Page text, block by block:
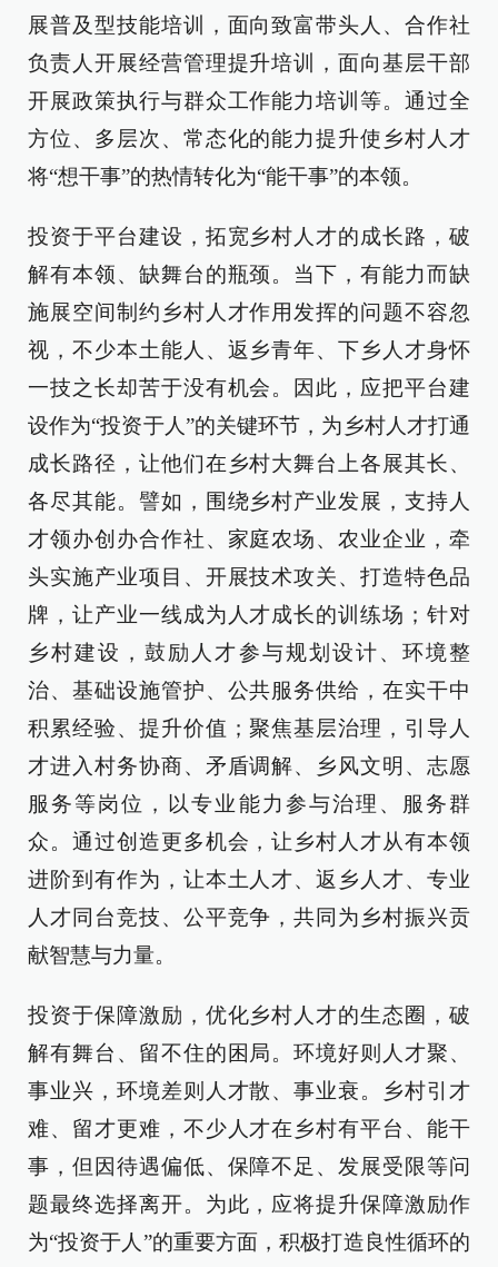
展普及型技能培训，面向致富带头人、合作社
负责人开展经营管理提升培训，面向基层干部
开展政策执行与群众工作能力培训等。通过全
方位、多层次、常态化的能力提升使乡村人才
将“想干事”的热情转化为“能干事”的本领。
投资于平台建设，拓宽乡村人才的成长路，破
解有本领、缺舞台的瓶颈。当下，有能力而缺
施展空间制约乡村人才作用发挥的问题不容忽
视，不少本土能人、返乡青年、下乡人才身怀
一技之长却苦于没有机会。因此，应把平台建
设作为“投资于人”的关键环节，为乡村人才打通
成长路径，让他们在乡村大舞台上各展其长、
各尽其能。譬如，围绕乡村产业发展，支持人
才领办创办合作社、家庭农场、农业企业，牵
头实施产业项目、开展技术攻关、打造特色品
牌，让产业一线成为人才成长的训练场；针对
乡村建设，鼓励人才参与规划设计、环境整
治、基础设施管护、公共服务供给，在实干中
积累经验、提升价值；聚焦基层治理，引导人
才进入村务协商、矛盾调解、乡风文明、志愿
服务等岗位，以专业能力参与治理、服务群
众。通过创造更多机会，让乡村人才从有本领
进阶到有作为，让本土人才、返乡人才、专业
人才同台竞技、公平竞争，共同为乡村振兴贡
献智慧与力量。
投资于保障激励，优化乡村人才的生态圈，破
解有舞台、留不住的困局。环境好则人才聚、
事业兴，环境差则人才散、事业衰。乡村引才
难、留才更难，不少人才在乡村有平台、能干
事，但因待遇偏低、保障不足、发展受限等问
题最终选择离开。为此，应将提升保障激励作
为“投资于人”的重要方面，积极打造良性循环的